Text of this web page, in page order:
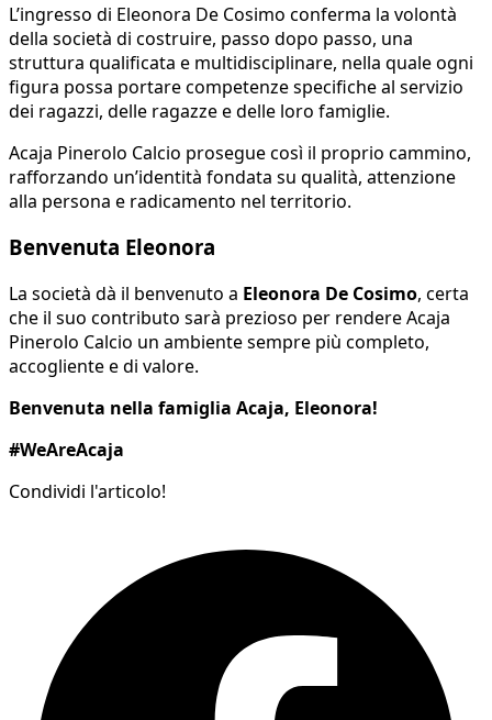
L’ingresso di Eleonora De Cosimo conferma la volontà
della società di costruire, passo dopo passo, una
struttura qualificata e multidisciplinare, nella quale ogni
figura possa portare competenze specifiche al servizio
dei ragazzi, delle ragazze e delle loro famiglie.
Acaja Pinerolo Calcio prosegue così il proprio cammino,
rafforzando un’identità fondata su qualità, attenzione
alla persona e radicamento nel territorio.
Benvenuta Eleonora
La società dà il benvenuto a Eleonora De Cosimo, certa
che il suo contributo sarà prezioso per rendere Acaja
Pinerolo Calcio un ambiente sempre più completo,
accogliente e di valore.
Benvenuta nella famiglia Acaja, Eleonora!
#WeAreAcaja
Condividi l'articolo!